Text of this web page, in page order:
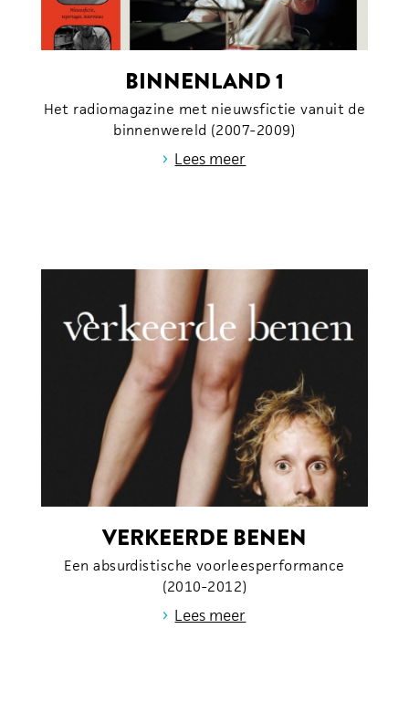
BINNENLAND 1
Het radiomagazine met nieuwsfictie vanuit de
binnenwereld (2007-2009)
› Lees meer
VERKEERDE BENEN
Een absurdistische voorleesperformance
(2010-2012)
› Lees meer